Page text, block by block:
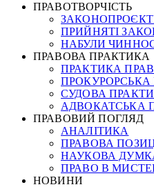
ПРАВОТВОРЧІСТЬ
ПРИЙНЯТІ
НАБУЛИ
ПРАВОВА ПРАКТИКА
ПРАКТИКА
ПРОКУРОРСЬКА
СУДОВА
АДВОКАТСЬКА
ПРАВОВИЙ ПОГЛЯД
АНАЛІТИКА
ПРАВОВА
НАУКОВА
ПРАВО В
НОВИНИ